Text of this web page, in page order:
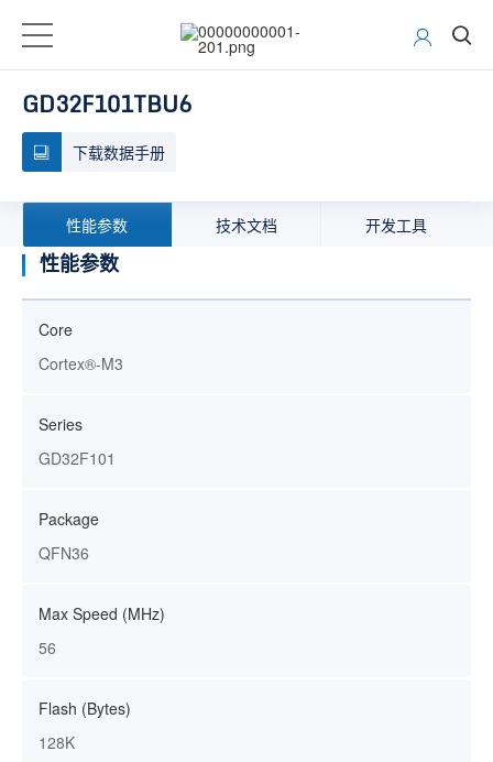
GD32F101TBU6
下载数据手册
性能参数 技术文档 开发工具
性能参数
Core
Cortex®-M3
Series
GD32F101
Package
QFN36
Max Speed (MHz)
56
Flash (Bytes)
128K